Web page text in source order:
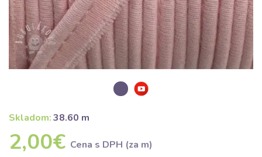
Skladom:38.60 m
2,00€ Cena s DPH (za m)